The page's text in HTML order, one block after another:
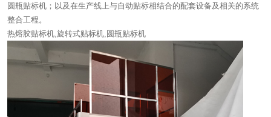
圆瓶贴标机；以及在生产线上与自动贴标相结合的配套设备及相关的系统
整合工程。
热熔胶贴标机,旋转式贴标机,圆瓶贴标机